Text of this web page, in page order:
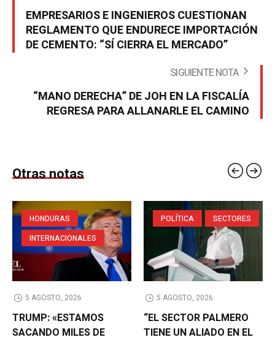
EMPRESARIOS E INGENIEROS CUESTIONAN
REGLAMENTO QUE ENDURECE IMPORTACIÓN
DE CEMENTO: “SÍ CIERRA EL MERCADO”
SIGUIENTE NOTA
“MANO DERECHA” DE JOH EN LA FISCALÍA
REGRESA PARA ALLANARLE EL CAMINO
Otras notas
HONDURAS
INTERNACIONALES
5 AGOSTO, 2026
TRUMP: «ESTAMOS
SACANDO MILES DE
POLÍTICA SECTORES
5 AGOSTO, 2026
“EL SECTOR PALMERO
TIENE UN ALIADO EN EL